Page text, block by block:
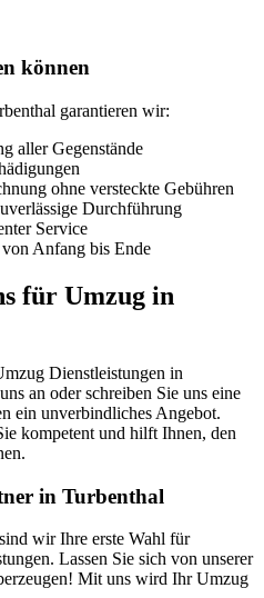
können
garantieren wir:
aller Gegenstände
ohne versteckte Gebühren
Durchführung
Service
Anfang bis Ende
für Umzug in
Dienstleistungen in
an oder schreiben Sie uns eine
ein unverbindliches Angebot.
kompetent und hilft Ihnen, den
in Turbenthal
wir Ihre erste Wahl für
Lassen Sie sich von unserer
Mit uns wird Ihr Umzug